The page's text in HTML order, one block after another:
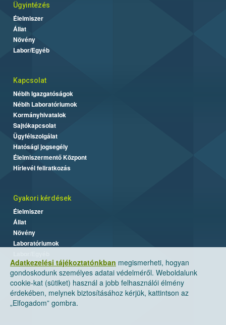
Adatkezelési tájékoztatónkban megismerheti, hogyan
gondoskodunk személyes adatai védelméről. Weboldalunk
cookie-kat (sütiket) használ a jobb felhasználói élmény
érdekében, melynek biztosításához kérjük, kattintson az
„Elfogadom” gombra.
Ügyintézés
Élelmiszer
Állat
Növény
Labor/Egyéb
Kapcsolat
Nébih Igazgatóságok
Nébih Laboratóriumok
Kormányhivatalok
Sajtókapcsolat
Ügyfélszolgálat
Hatósági jogsegély
Élelmiszermentő Központ
Hírlevél feliratkozás
Gyakori kérdések
Élelmiszer
Állat
Növény
Laboratóriumok